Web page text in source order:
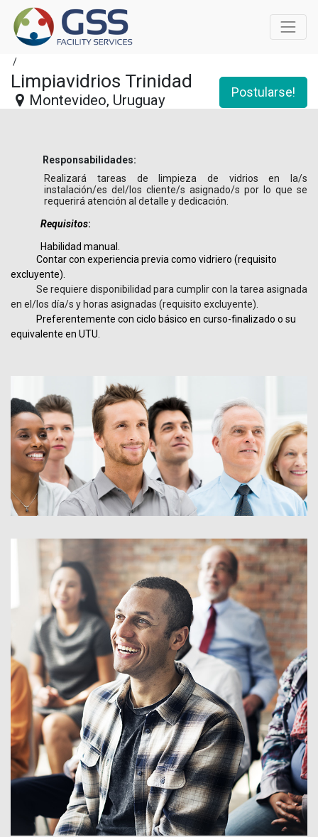
Postularse!
/
Limpiavidrios Trinidad
Montevideo, Uruguay
Responsabilidades:
Realizará tareas de limpieza de vidrios en la/s
instalación/es del/los cliente/s asignado/s por lo que se
requerirá atención al detalle y dedicación.
Requisitos:
Habilidad manual.
Contar con experiencia previa como vidriero (requisito
excluyente).
Se requiere disponibilidad para cumplir con la tarea asignada
en el/los día/s y horas asignadas (requisito excluyente).
Preferentemente con ciclo básico en curso-finalizado o su
equivalente en UTU.